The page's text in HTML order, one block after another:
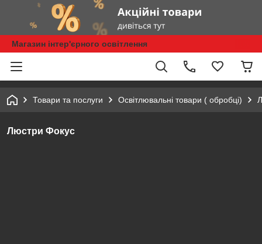
Магазин інтер'єрного освітлення
Товари та послуги Освітлювальні товари ( обробці)
Люстри Фокус